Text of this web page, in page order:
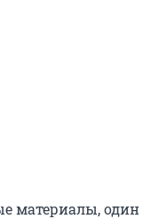
материалы, один